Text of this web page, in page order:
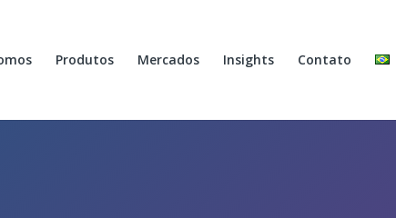
Produtos Mercados Insights Contato